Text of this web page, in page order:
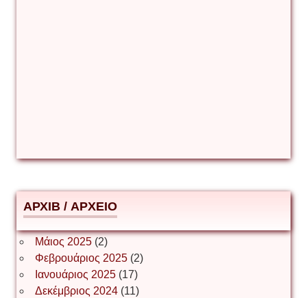
Δημήτριος Ζακοντινός
ΕΥΑΓΓΕΛΟΣ ΜΩΚΟΣ
Ιωάννης Σ. Παπαφλωράτος
АРХІВ / ΑΡΧΕΙΟ
Μάιος 2025(2)
Φεβρουάριος 2025(2)
Ιανουάριος 2025(17)
Δεκέμβριος 2024(11)